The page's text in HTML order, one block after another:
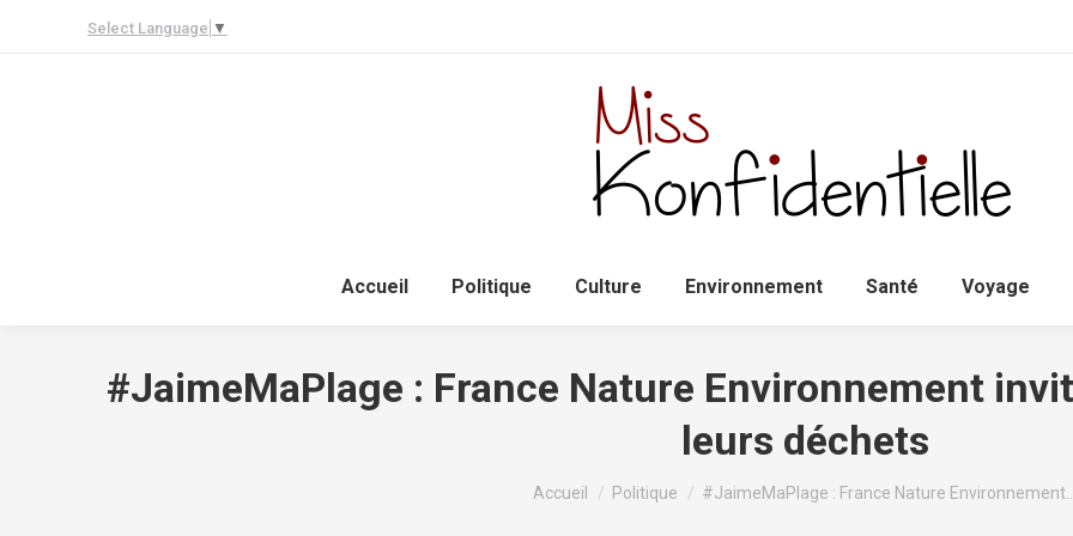
Select Language ▼
Accueil
Politique Culture Environnement Santé Voyage
#JaimeMaPlage : France Nature Environnement
leurs déchets
Vous êtes ici :
Accueil Politique #JaimeMaPlage : France Nature Environnement…